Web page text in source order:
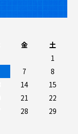
金 土
1
7
8
14
15
21
22
28
29